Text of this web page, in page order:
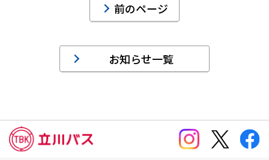
前のページ
お知らせ一覧